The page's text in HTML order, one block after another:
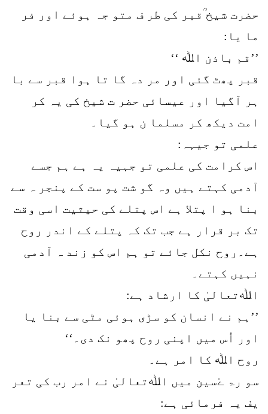
حضرت شیخ ؒقبر کی طر ف متو جہ ہوئے اور فر
ما یا:
’’قم باذن اﷲ ‘‘
قبر پھٹ گئی اور مر دہ گا تا ہوا قبر سے با
ہر آگیا اور عیسائی حضر ت شیخ کی یہ کر
امت دیکھ کر مسلما ن ہو گیا۔
علمی تو جیہہ:
اس کرامت کی علمی تو جہیہ یہ ہے ہم جسے
آدمی کہتے ہیں وہ گو شت پو ست کے پنجر ہ سے
بنا ہو ا پتلا ہے اس پتلے کی حیثیت اسی وقت
تک بر قرار ہے جب تک کہ پتلے کے اندر روح
ہے۔روح نکل جائے تو ہم اس کو زند ہ آدمی
نہیں کہتے۔
اﷲتعالیٰ کا ارشاد ہے:
’’ہم نے انسان کو سڑی ہوئی مٹی سے بنا یا
اور اُس میں اپنی روح پھو نک دی۔‘‘
روح اﷲ کا امر ہے۔
سو رۃ ےٰسین میں اﷲتعالیٰ نے امر رب کی تعر
یف یہ فرمائی ہے: